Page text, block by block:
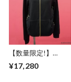
【数量限定!】
両サイド レース ベ
¥17,280